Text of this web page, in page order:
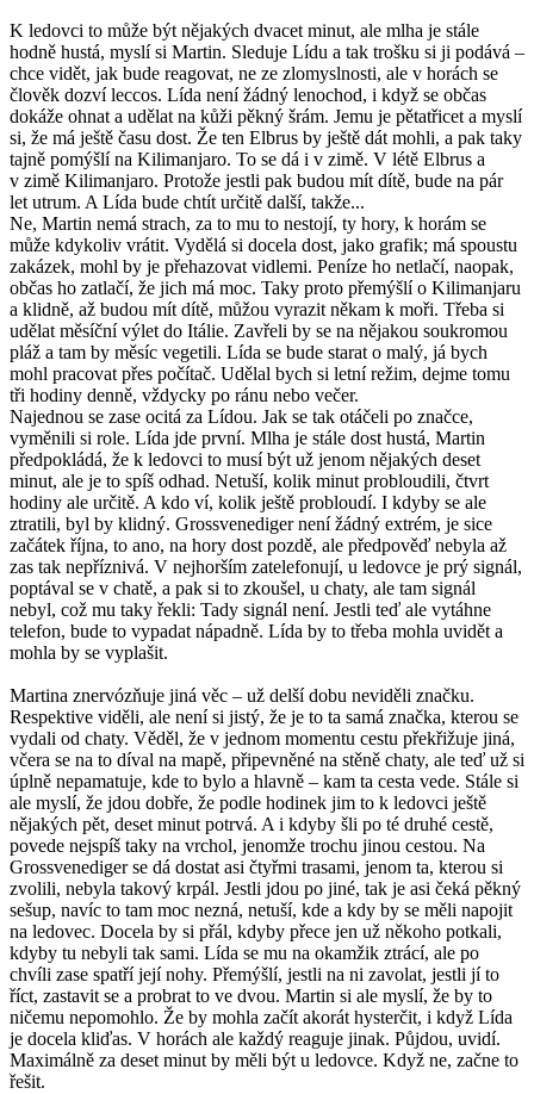
K ledovci to může být nějakých dvacet minut, ale mlha je stále
hodně hustá, myslí si Martin. Sleduje Lídu a tak trošku si ji podává –
chce vidět, jak bude reagovat, ne ze zlomyslnosti, ale v horách se
člověk dozví leccos. Lída není žádný lenochod, i když se občas
dokáže ohnat a udělat na kůži pěkný šrám. Jemu je pětatřicet a myslí
si, že má ještě času dost. Že ten Elbrus by ještě dát mohli, a pak taky
tajně pomýšlí na Kilimanjaro. To se dá i v zimě. V létě Elbrus a
v zimě Kilimanjaro. Protože jestli pak budou mít dítě, bude na pár
let utrum. A Lída bude chtít určitě další, takže...
Ne, Martin nemá strach, za to mu to nestojí, ty hory, k horám se
může kdykoliv vrátit. Vydělá si docela dost, jako grafik; má spoustu
zakázek, mohl by je přehazovat vidlemi. Peníze ho netlačí, naopak,
občas ho zatlačí, že jich má moc. Taky proto přemýšlí o Kilimanjaru
a klidně, až budou mít dítě, můžou vyrazit někam k moři. Třeba si
udělat měsíční výlet do Itálie. Zavřeli by se na nějakou soukromou
pláž a tam by měsíc vegetili. Lída se bude starat o malý, já bych
mohl pracovat přes počítač. Udělal bych si letní režim, dejme tomu
tři hodiny denně, vždycky po ránu nebo večer.
Najednou se zase ocitá za Lídou. Jak se tak otáčeli po značce,
vyměnili si role. Lída jde první. Mlha je stále dost hustá, Martin
předpokládá, že k ledovci to musí být už jenom nějakých deset
minut, ale je to spíš odhad. Netuší, kolik minut probloudili, čtvrt
hodiny ale určitě. A kdo ví, kolik ještě probloudí. I kdyby se ale
ztratili, byl by klidný. Grossvenediger není žádný extrém, je sice
začátek října, to ano, na hory dost pozdě, ale předpověď nebyla až
zas tak nepříznivá. V nejhorším zatelefonují, u ledovce je prý signál,
poptával se v chatě, a pak si to zkoušel, u chaty, ale tam signál
nebyl, což mu taky řekli: Tady signál není. Jestli teď ale vytáhne
telefon, bude to vypadat nápadně. Lída by to třeba mohla uvidět a
mohla by se vyplašit.
Martina znervózňuje jiná věc – už delší dobu neviděli značku.
Respektive viděli, ale není si jistý, že je to ta samá značka, kterou se
vydali od chaty. Věděl, že v jednom momentu cestu překřižuje jiná,
včera se na to díval na mapě, připevněné na stěně chaty, ale teď už si
úplně nepamatuje, kde to bylo a hlavně – kam ta cesta vede. Stále si
ale myslí, že jdou dobře, že podle hodinek jim to k ledovci ještě
nějakých pět, deset minut potrvá. A i kdyby šli po té druhé cestě,
povede nejspíš taky na vrchol, jenomže trochu jinou cestou. Na
Grossvenediger se dá dostat asi čtyřmi trasami, jenom ta, kterou si
zvolili, nebyla takový krpál. Jestli jdou po jiné, tak je asi čeká pěkný
sešup, navíc to tam moc nezná, netuší, kde a kdy by se měli napojit
na ledovec. Docela by si přál, kdyby přece jen už někoho potkali,
kdyby tu nebyli tak sami. Lída se mu na okamžik ztrácí, ale po
chvíli zase spatří její nohy. Přemýšlí, jestli na ni zavolat, jestli jí to
říct, zastavit se a probrat to ve dvou. Martin si ale myslí, že by to
ničemu nepomohlo. Že by mohla začít akorát hysterčit, i když Lída
je docela kliďas. V horách ale každý reaguje jinak. Půjdou, uvidí.
Maximálně za deset minut by měli být u ledovce. Když ne, začne to
řešit.